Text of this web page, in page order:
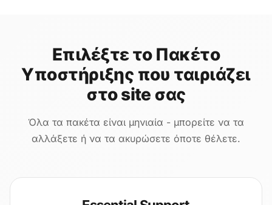
Επιλέξτε το Πακέτο
Υποστήριξης που ταιριάζει
στο site σας
Όλα τα πακέτα είναι μηνιαία - μπορείτε να τα
αλλάξετε ή να τα ακυρώσετε όποτε θέλετε.